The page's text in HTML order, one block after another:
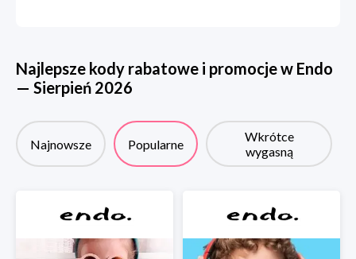
Najlepsze kody rabatowe i promocje w Endo
— Sierpień 2026
Najnowsze Popularne
Wkrótce
wygasną